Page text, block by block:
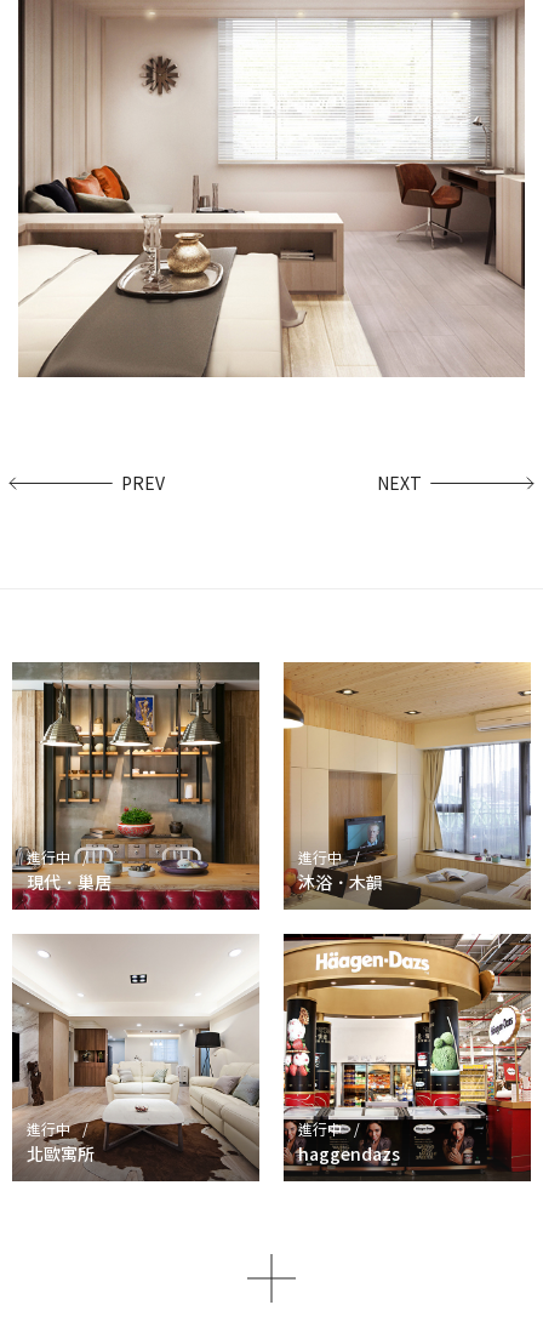
PREV NEXT
進行中
現代．巢居
進行中
沐浴．木韻
進行中
北歐寓所
進行中
haggendazs